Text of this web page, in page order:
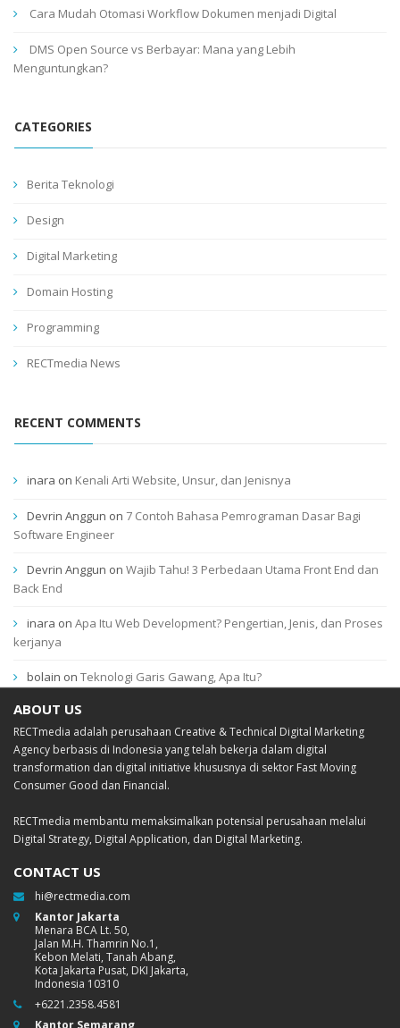
Cara Mudah Otomasi Workflow Dokumen menjadi Digital
DMS Open Source vs Berbayar: Mana yang Lebih
Menguntungkan?
CATEGORIES
Berita Teknologi
Design
Digital Marketing
Domain Hosting
Programming
RECTmedia News
RECENT COMMENTS
inara on Kenali Arti Website, Unsur, dan Jenisnya
Devrin Anggun on 7 Contoh Bahasa Pemrograman Dasar Bagi
Software Engineer
Devrin Anggun on Wajib Tahu! 3 Perbedaan Utama Front End dan
Back End
inara on Apa Itu Web Development? Pengertian, Jenis, dan Proses
kerjanya
bolain on Teknologi Garis Gawang, Apa Itu?
ABOUT US
RECTmedia adalah perusahaan Creative & Technical Digital Marketing
Agency berbasis di Indonesia yang telah bekerja dalam digital
transformation dan digital initiative khususnya di sektor Fast Moving
Consumer Good dan Financial.
RECTmedia membantu memaksimalkan potensial perusahaan melalui
Digital Strategy, Digital Application, dan Digital Marketing.
CONTACT US
hi@rectmedia.com
Kantor Jakarta
Menara BCA Lt. 50,
Jalan M.H. Thamrin No.1,
Kebon Melati, Tanah Abang,
Kota Jakarta Pusat, DKI Jakarta,
Indonesia 10310
+6221.2358.4581
Kantor Semarang